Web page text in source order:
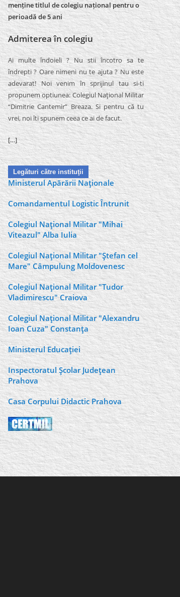
menține titlul de colegiu național pentru o
perioadă de 5 ani
Admiterea în colegiu
Ai multe îndoieli ? Nu stii încotro sa te
îndrepti ? Oare nimeni nu te ajuta ? Nu este
adevarat! Noi venim în sprijinul tau si-ti
propunem optiunea: Colegiul Naţional Militar
“Dimitrie Cantemir” Breaza. Si pentru că tu
vrei, noi îti spunem ceea ce ai de facut.
[…]
Legături către instituţii
Ministerul Apărării Naţionale
Comandamentul Logistic Întrunit
Colegiul Naţional Militar "Mihai
Viteazul" Alba Iulia
Colegiul Naţional Militar "Ştefan cel
Mare" Câmpulung Moldovenesc
Colegiul Naţional Militar "Tudor
Vladimirescu" Craiova
Colegiul Naţional Militar "Alexandru
Ioan Cuza" Constanţa
Ministerul Educaţiei
Inspectoratul Şcolar Judeţean
Prahova
Casa Corpului Didactic Prahova